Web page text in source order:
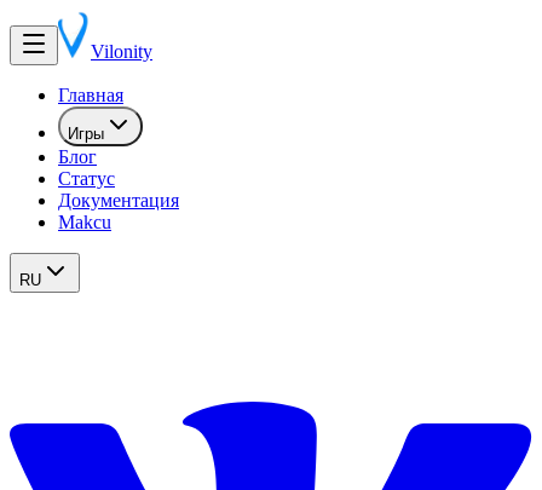
Vilonity
Главная
Игры
Блог
Статус
Документация
Makcu
RU